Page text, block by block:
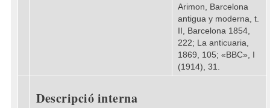
Arimon, Barcelona
antigua y moderna, t.
II, Barcelona 1854,
222; La anticuaria,
1869, 105; «BBC», I
(1914), 31.
Descripció interna